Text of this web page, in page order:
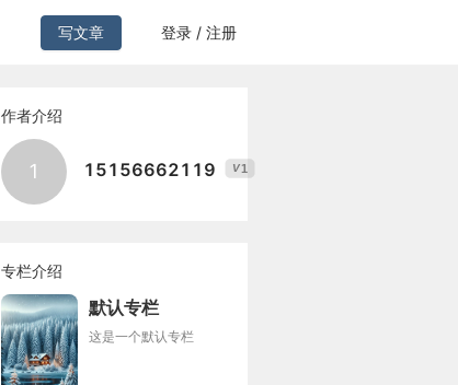
写文章 登录 / 注册
作者介绍
1 15156662119 V1
专栏介绍
默认专栏
这是一个默认专栏